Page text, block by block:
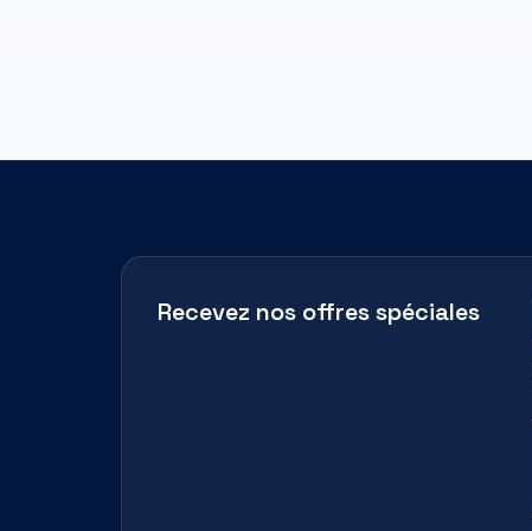
Recevez nos offres spéciales